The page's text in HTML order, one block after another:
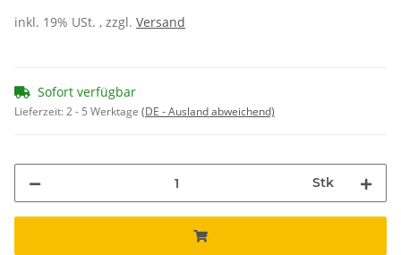
inkl. 19% USt. , zzgl. Versand
Sofort verfügbar
Lieferzeit:2 - 5 Werktage (DE - Ausland abweichend)
Stk